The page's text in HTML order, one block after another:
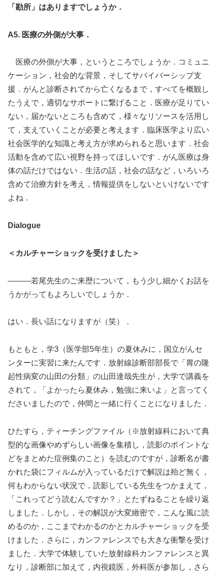
「勘所」はありますでしょうか．
A5. 医療の外側が大事．
医療の外側が大事，というところでしょうか．コミュニ
ケーション，社会的な背景，そしてサバイバーシップ支
援．がんと診断されてから亡くなるまで，すべてを概観し
たうえで，適切なサポートに繋げること．医療が足りてい
ない，届かないところも含めて，様々なリソースを活用し
て，支えていくことが必要と考えます．臨床医学より広い
社会医学的な知識と考え方が求められると思います．社会
活動を含めて広い視野を持ってほしいです．がん医療は身
体の話だけではない．生活の話，社会の話など，いろいろ
含めて治療方針を考え，情報提供をしないといけないです
よね．
Dialogue
＜カルチャーショックを受けました＞
―――若尾先生のご来歴について，もう少し細かくお話を
うかがってもよろしいでしょうか．
はい．長い話になりますが（笑）．
もともと，学3（医学部5年生）の夏休みに，国立がんセ
ンターに実習に来たんです．放射線診断部部長で「胃の隆
起性病変の山田の分類」の山田達哉先生が，大学で講義を
されて，「よかったら夏休み，勉強に来いよ」と言ってく
ださいましたので，仲間と一緒に行くことになりました．
ひたすら，ティーチングファイル（※放射線科において典
型的な画像やめずらしい画像を集積し，読影のポイントな
どをまとめた症例集のこと）を読むのですが，診断名が書
かれた袋にフィルムが入っているだけで解説は殆ど無く，
何もわからない状況で，読影している先生をつかまえて，
「これってどう読むんですか？」とたずねることを繰り返
しました．しかし，その解説が大変緻密で，こんな風に読
めるのか，ここまでわかるのかとカルチャーショックを受
けました．さらに，カンファレンスでも大きな衝撃を受け
ました．大学で体験していた放射線科カンファレンスと異
なり，診断部に加えて，内視鏡医，外科医が参加し，さら